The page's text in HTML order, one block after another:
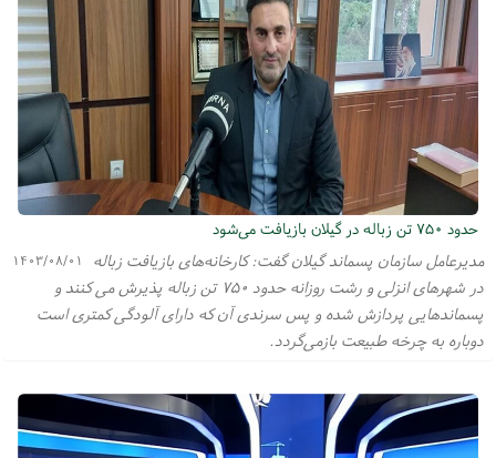
حدود ۷۵۰ تن زباله در گیلان بازیافت می‌شود
۱۴۰۳/۰۸/۰۱
مدیرعامل سازمان پسماند گیلان گفت: کارخانه‌های بازیافت زباله
در شهرهای انزلی و رشت روزانه حدود ۷۵۰ تن زباله پذیرش می کنند و
پسماندهایی پردازش شده و پس سرندی آن که دارای آلودگی کمتری است
دوباره به چرخه طبیعت بازمی‌گردد.